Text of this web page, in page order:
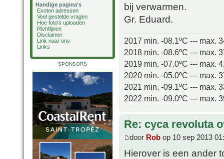
Handige pagina's
Exoten adressen
Veel gestelde vragen
Hoe foto's uploaden
Richtlijnen
Disclaimer
Link naar ons
Links
SPONSORS
bij verwarmen.
Gr. Eduard.
2017 min. -08.1ºC --- max.
2018 min. -08.6ºC --- max.
2019 min. -07.0ºC --- max.
2020 min. -05.0ºC --- max.
2021 min. -09.1ºC --- max.
2022 min. -09.0ºC --- max.
Re: cyca revoluta
door Rob op 10 sep 2013
Hierover is een ander